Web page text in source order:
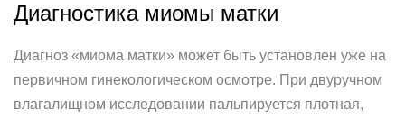
Диагностика миомы матки
Диагноз «миома матки» может быть установлен уже на
первичном гинекологическом осмотре. При двуручном
влагалищном исследовании пальпируется плотная,